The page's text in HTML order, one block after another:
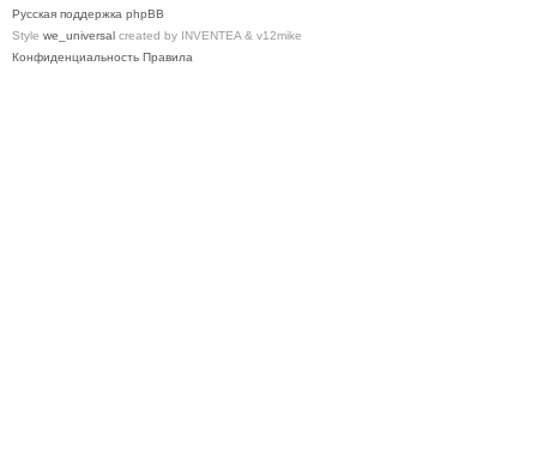
Русская поддержка phpBB
Style we_universal created by INVENTEA & v12mike
Конфиденциальность Правила